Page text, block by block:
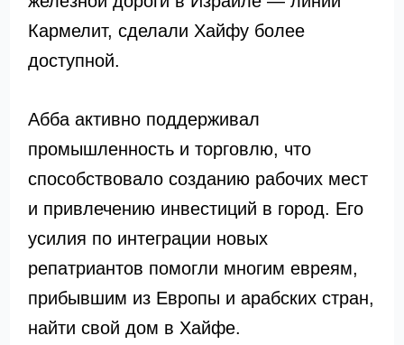
Кармелит, сделали Хайфу более
доступной.
Абба активно поддерживал
промышленность и торговлю, что
способствовало созданию рабочих мест
и привлечению инвестиций в город. Его
усилия по интеграции новых
репатриантов помогли многим евреям,
прибывшим из Европы и арабских стран,
найти свой дом в Хайфе.